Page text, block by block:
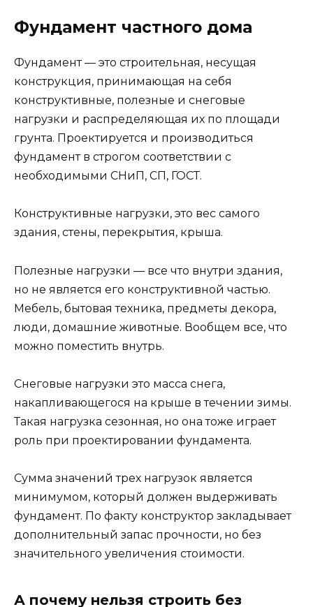
Фундамент частного дома
Фундамент — это строительная, несущая
конструкция, принимающая на себя
конструктивные, полезные и снеговые
нагрузки и распределяющая их по площади
грунта. Проектируется и производиться
фундамент в строгом соответствии с
необходимыми СНиП, СП, ГОСТ.
Конструктивные нагрузки, это вес самого
здания, стены, перекрытия, крыша.
Полезные нагрузки — все что внутри здания,
но не является его конструктивной частью.
Мебель, бытовая техника, предметы декора,
люди, домашние животные. Вообщем все, что
можно поместить внутрь.
Снеговые нагрузки это масса снега,
накапливающегося на крыше в течении зимы.
Такая нагрузка сезонная, но она тоже играет
роль при проектировании фундамента.
Сумма значений трех нагрузок является
минимумом, который должен выдерживать
фундамент. По факту конструктор закладывает
дополнительный запас прочности, но без
значительного увеличения стоимости.
А почему нельзя строить без